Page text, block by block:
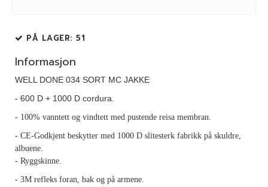
PÅ LAGER: 51
Informasjon
WELL DONE 034 SORT MC JAKKE
- 600 D + 1000 D cordura.
- 100% vanntett og vindtett med pustende reisa membran.
- CE-Godkjent beskytter med 1000 D slitesterk fabrikk på skuldre,
albuene.
- Ryggskinne.
- 3M refleks foran, bak og på armene.